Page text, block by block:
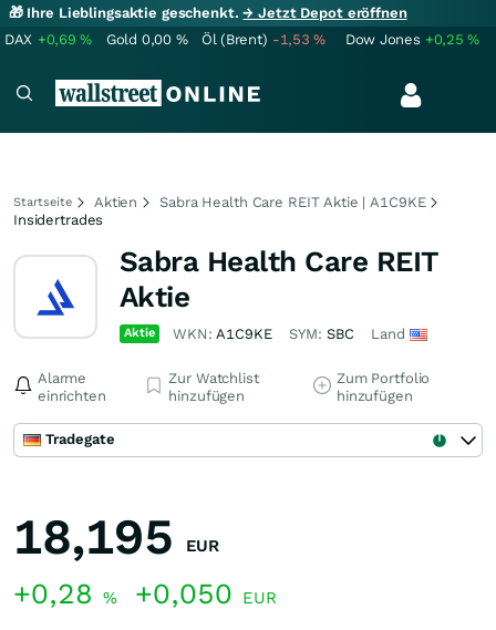
🎁 Ihre Lieblingsaktie geschenkt.→ Jetzt Depot eröffnen
DAX +0,69% Gold 0,00 % Öl (Brent) -1,53% Dow Jones +0,25%
Startseite Aktien
Sabra Health Care REIT Aktie | A1C9KE
Insidertrades
Sabra Health Care REIT
Aktie
Aktie WKN:A1C9KE SYM: SBC Land
Alarme
einrichten
Zur Watchlist
hinzufügen
Zum Portfolio
hinzufügen
Tradegate
18,195 EUR
+0,28 % +0,050 EUR